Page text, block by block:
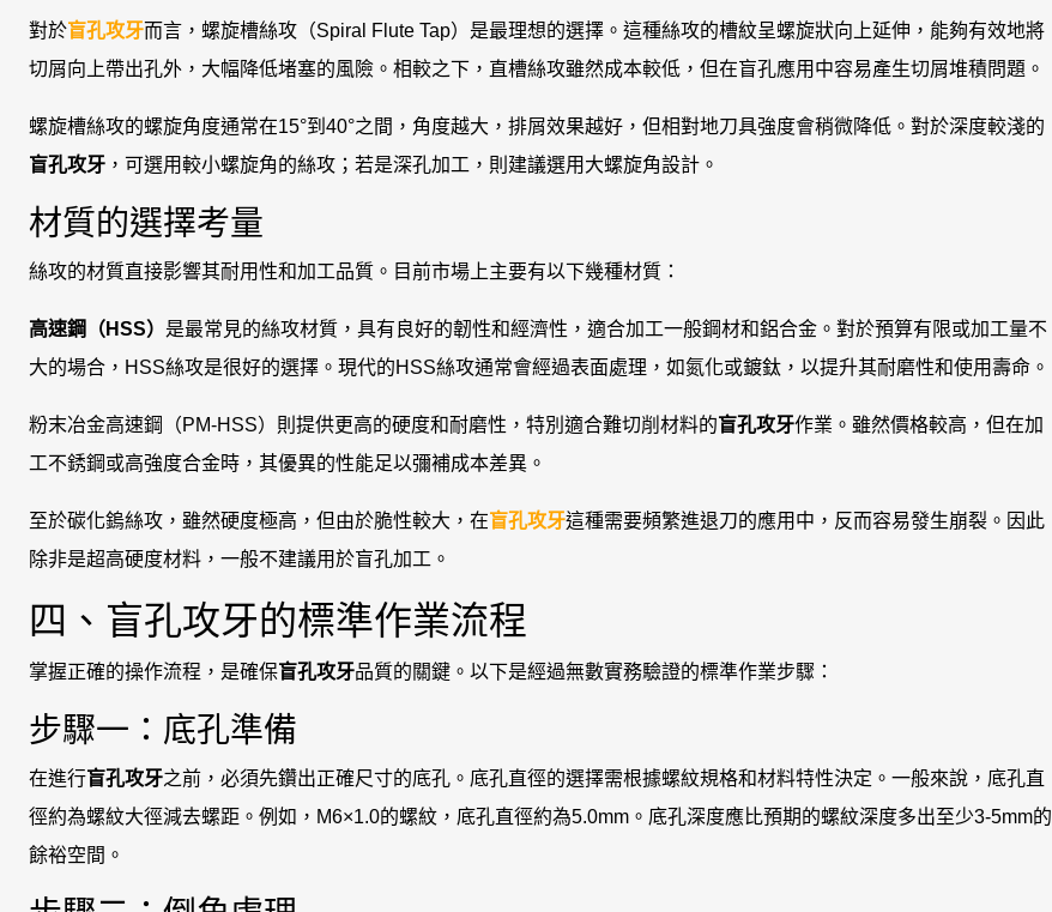
對於盲孔攻牙而言，螺旋槽絲攻（Spiral Flute Tap）是最理想的選擇。這種絲攻的槽紋呈螺旋狀向上延伸，能夠有效地將
切屑向上帶出孔外，大幅降低堵塞的風險。相較之下，直槽絲攻雖然成本較低，但在盲孔應用中容易產生切屑堆積問題。
螺旋槽絲攻的螺旋角度通常在15°到40°之間，角度越大，排屑效果越好，但相對地刀具強度會稍微降低。對於深度較淺的
盲孔攻牙 ，可選用較小螺旋角的絲攻；若是深孔加工，則建議選用大螺旋角設計。
材質的選擇考量
絲攻的材質直接影響其耐用性和加工品質。目前市場上主要有以下幾種材質：
高速鋼（HSS） 是最常見的絲攻材質，具有良好的韌性和經濟性，適合加工一般鋼材和鋁合金。對於預算有限或加工量不
大的場合，HSS絲攻是很好的選擇。現代的HSS絲攻通常會經過表面處理，如氮化或鍍鈦，以提升其耐磨性和使用壽命。
粉末冶金高速鋼（PM-HSS）則提供更高的硬度和耐磨性，特別適合難切削材料的盲孔攻牙作業。雖然價格較高，但在加
工不銹鋼或高強度合金時，其優異的性能足以彌補成本差異。
至於碳化鎢絲攻，雖然硬度極高，但由於脆性較大，在盲孔攻牙這種需要頻繁進退刀的應用中，反而容易發生崩裂。因此
除非是超高硬度材料，一般不建議用於盲孔加工。
四、盲孔攻牙的標準作業流程
掌握正確的操作流程，是確保盲孔攻牙品質的關鍵。以下是經過無數實務驗證的標準作業步驟：
步驟一：底孔準備
在進行盲孔攻牙之前，必須先鑽出正確尺寸的底孔。底孔直徑的選擇需根據螺紋規格和材料特性決定。一般來說，底孔直
徑約為螺紋大徑減去螺距。例如，M6×1.0的螺紋，底孔直徑約為5.0mm。底孔深度應比預期的螺紋深度多出至少3-5mm的
餘裕空間。